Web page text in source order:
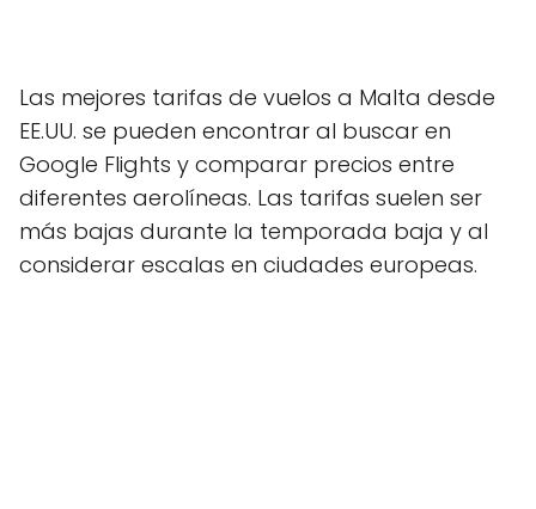
Las mejores tarifas de vuelos a Malta desde
EE.UU. se pueden encontrar al buscar en
Google Flights y comparar precios entre
diferentes aerolíneas. Las tarifas suelen ser
más bajas durante la temporada baja y al
considerar escalas en ciudades europeas.